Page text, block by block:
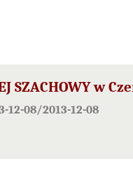
SZACHOWY w
12-08/2013-12-08